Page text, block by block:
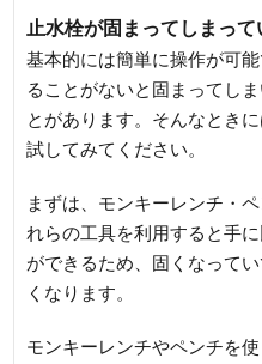
止水栓が固まってしまっ
基本的には簡単に操作が可
ることがないと固まってし
とがあります。そんなとき
試してみてください。
まずは、モンキーレンチ・
れらの工具を利用すると手
ができるため、固くなって
くなります。
モンキーレンチやペンチを